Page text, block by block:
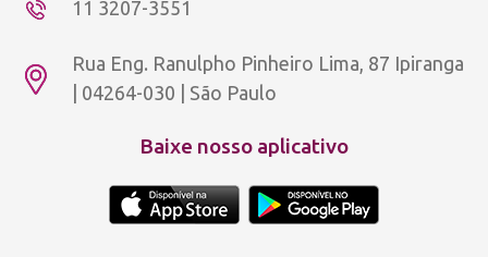
11 3207-3551
Rua Eng. Ranulpho Pinheiro Lima, 87 Ipiranga
| 04264-030 | São Paulo
Baixe nosso aplicativo